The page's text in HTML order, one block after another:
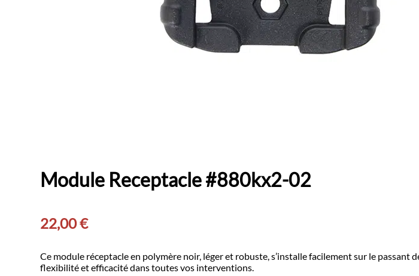
Module Receptacle #880kx2-02
22,00€
Ce module réceptacle en polymère noir, léger et robuste, s’installe facilement sur le
flexibilité et efficacité dans toutes vos interventions.